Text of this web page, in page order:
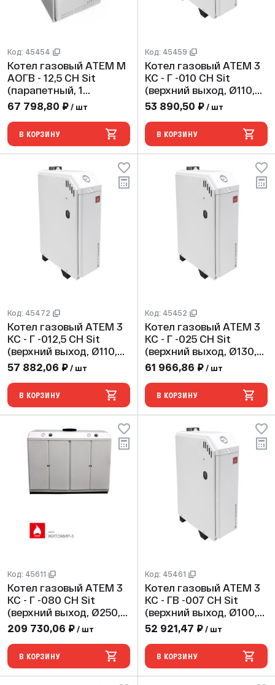
Код: 45454
Котел газовый АТЕМ М
АОГВ - 12,5 СН Sit
(парапетный, 1
контурный, max 2 bar)
67 798,80 ₽ / шт
В КОРЗИНУ
Код: 45459
Котел газовый АТЕМ 3
КС - Г -010 СН Sit
(верхний выход, Ø110,
max 2 bar)
53 890,50 ₽ / шт
В КОРЗИНУ
Код: 45472
Котел газовый АТЕМ 3
КС - Г -012,5 СН Sit
(верхний выход, Ø110,
max 2 bar)
57 882,06 ₽ / шт
В КОРЗИНУ
Код: 45452
Котел газовый АТЕМ 3
КС - Г -025 СН Sit
(верхний выход, Ø130,
max 2 bar)
61 966,86 ₽ / шт
В КОРЗИНУ
Код: 45611
Котел газовый АТЕМ 3
КС - Г -080 СН Sit
(верхний выход, Ø250,
max 2 bar)
209 730,06 ₽ / шт
В КОРЗИНУ
Код: 45461
Котел газовый АТЕМ 3
КС - ГВ -007 СН Sit
(верхний выход, Ø100,
max 2 bar)
52 921,47 ₽ / шт
В КОРЗИНУ